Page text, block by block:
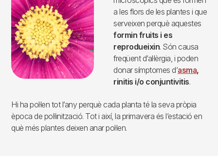
a les flors de les plantes i que
serveixen perquè aquestes
formin fruits i es
reprodueixin. Són causa
freqüent d’al·lèrgia, i poden
donar símptomes d’asma,
rinitis i/o conjuntivitis.
Hi ha pol·len tot l’any perquè cada planta té la seva pròpia
època de pol·linització. Tot i així, la primavera és l’estació en
què més plantes deixen anar pol·len.